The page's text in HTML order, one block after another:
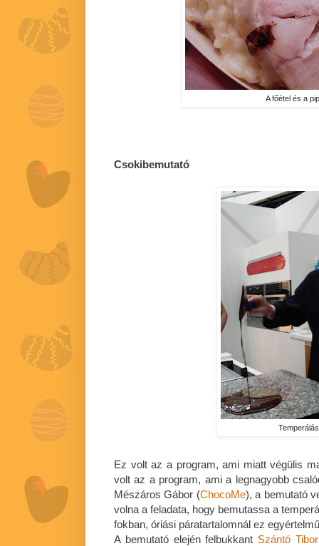
A főétel és a
Csokibemutató
Temperálás
Ez volt az a program, ami miatt végülis
volt az a program, ami a legnagyobb
Mészáros Gábor (ChocoMe), a bemutató
volna a feladata, hogy bemutassa a
fokban, óriási páratartalomnál ez
A bemutató elején felbukkant Szántó Tibor